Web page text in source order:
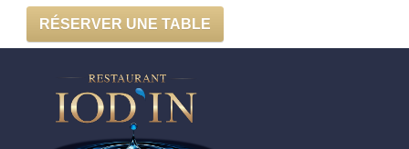
RÉSERVER UNE TABLE